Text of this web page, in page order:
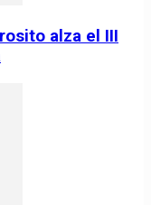
alza el III